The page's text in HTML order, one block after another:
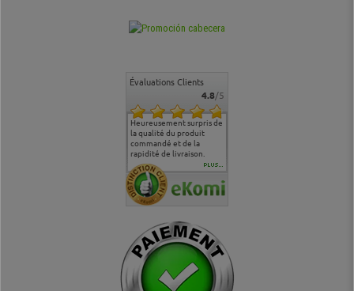
Évaluations Clients
4.8/5
Heureusement surpris de
la qualité du produit
commandé et de la
rapidité de livraison.
de l'aménagement et ne
regrette pas mon achat.
PLUS...